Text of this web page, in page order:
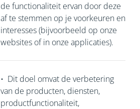
de functionaliteit ervan door deze
af te stemmen op je voorkeuren en
interesses (bijvoorbeeld op onze
websites of in onze applicaties).
• Dit doel omvat de verbetering
van de producten, diensten,
productfunctionaliteit,